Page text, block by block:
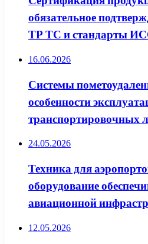
обязательное
ТР ТС и стандарты
16.06.2026
Системы
особенности
транспортировочных
24.05.2026
Техника для
оборудование
авиационной
12.05.2026